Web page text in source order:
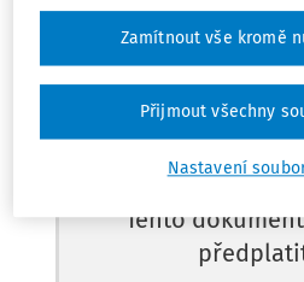
Máte
Tento
Nastavení
Zamítnout vše kromě
Přijmout všechny